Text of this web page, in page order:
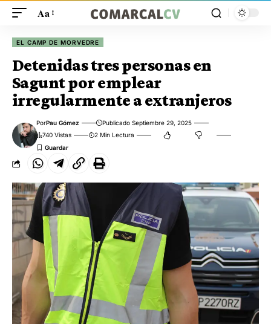
Aa
EL CAMP DE MORVEDRE
Detenidas tres personas en
Sagunt por emplear
irregularmente a extranjeros
PorPau Gómez
Publicado Septiembre 29, 2025
740 Vistas
2 Min Lectura